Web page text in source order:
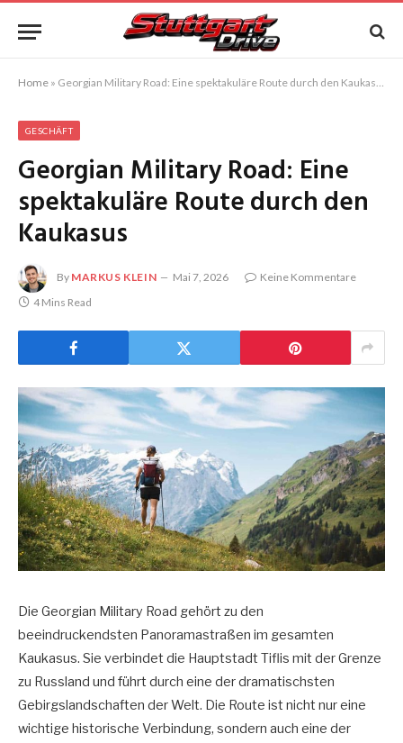
Home » Georgian Military Road: Eine spektakuläre Route durch den Kaukasus
GESCHÄFT
Georgian Military Road: Eine
spektakuläre Route durch den
Kaukasus
By MARKUS KLEIN Mai 7, 2026
Keine Kommentare
4 Mins Read
Die Georgian Military Road gehört zu den
beeindruckendsten Panoramastraßen im gesamten
Kaukasus. Sie verbindet die Hauptstadt Tiflis mit der Grenze
zu Russland und führt durch eine der dramatischsten
Gebirgslandschaften der Welt. Die Route ist nicht nur eine
wichtige historische Verbindung, sondern auch eine der